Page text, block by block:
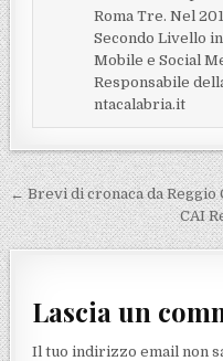
Roma Tre. Nel
Secondo Livello
Mobile e Social
Responsabile
ntacalabria.it
Navigazione
← Brevi di cronaca da Reggio
CAI
Lascia un
Il tuo indirizzo email non